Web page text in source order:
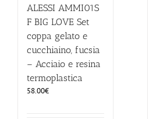
ALESSI AMMI01S
F BIG LOVE Set
coppa gelato e
cucchiaino, fucsia
– Acciaio e resina
termoplastica
58.00€